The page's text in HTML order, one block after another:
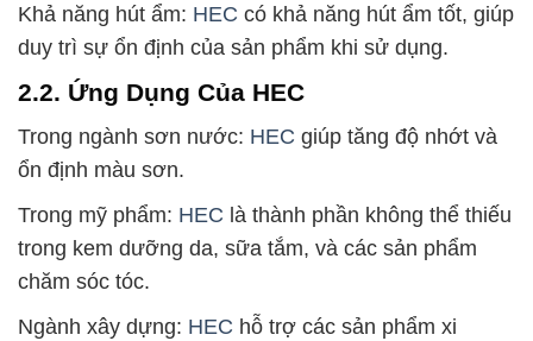
Khả năng hút ẩm: HEC có khả năng hút ẩm tốt, giúp
duy trì sự ổn định của sản phẩm khi sử dụng.
2.2. Ứng Dụng Của HEC
Trong ngành sơn nước: HEC giúp tăng độ nhớt và
ổn định màu sơn.
Trong mỹ phẩm: HEC là thành phần không thể thiếu
trong kem dưỡng da, sữa tắm, và các sản phẩm
chăm sóc tóc.
Ngành xây dựng: HEC hỗ trợ các sản phẩm xi